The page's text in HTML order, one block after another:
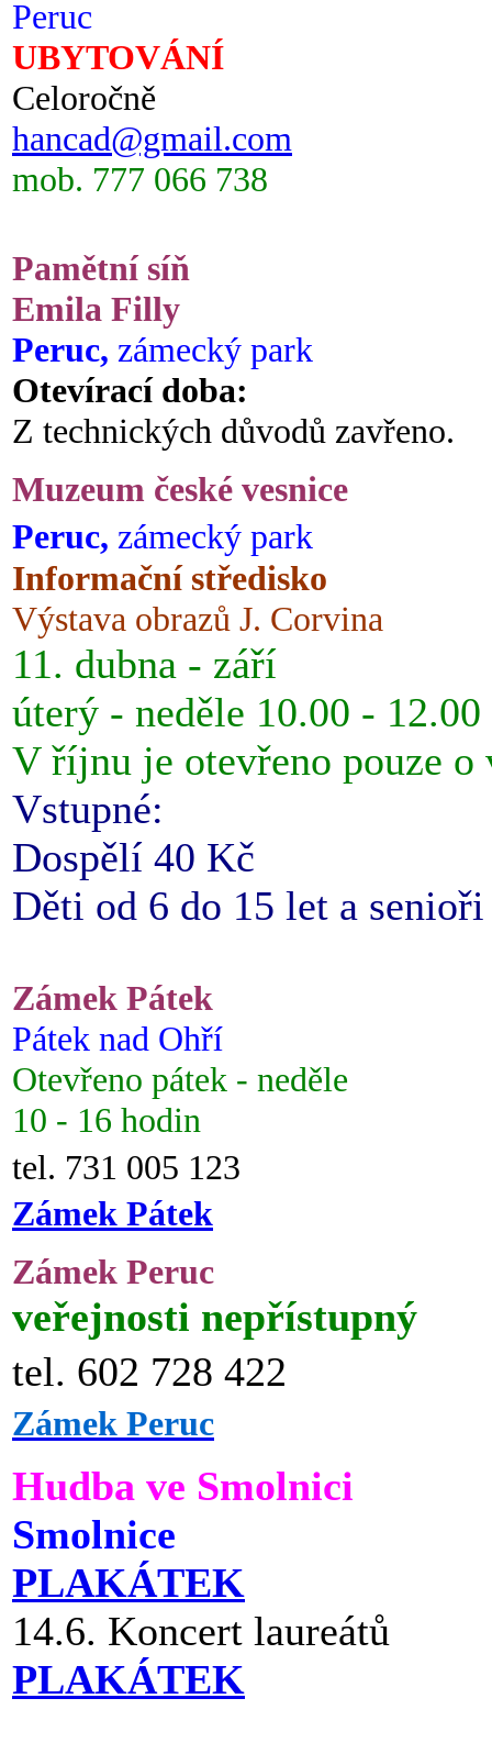
Peruc
UBYTOVÁNÍ
Celoročně
hancad@gmail.com
mob. 777 066 738
Pamětní síň
Emila Filly
Peruc, zámecký park
Otevírací doba:
Z technických důvodů zavřeno.
Muzeum české vesnice
Peruc, zámecký park
Informační středisko
Výstava obrazů J. Corvina
11. dubna - září
úterý - neděle 10.00 -
V říjnu je otevřeno pouze o
Vstupné:
Dospělí 40 Kč
Děti od 6 do 15 let a
Zámek Pátek
Pátek nad Ohří
Otevřeno pátek - neděle
10 - 16 hodin
tel. 731 005 123
Zámek Pátek
Zámek Peruc
veřejnosti nepřístupný
tel. 602 728 422
Zámek Peruc
Hudba ve Smolnici
Smolnice
PLAKÁTEK
14.6. Koncert laureátů
PLAKÁTEK